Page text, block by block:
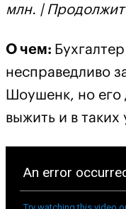
млн. |
О чем:
несправедливо
Шоушенк, но его
выжить и в таких